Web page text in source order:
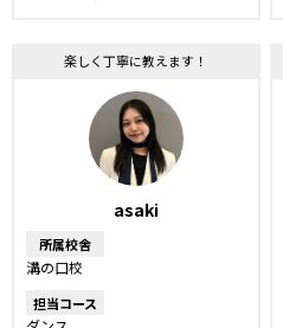
楽しく丁寧に教えます！
asaki
所属校舎
溝の口校
担当コース